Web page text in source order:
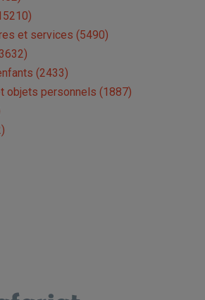
et services (5490)
(2433)
objets personnels (1887)